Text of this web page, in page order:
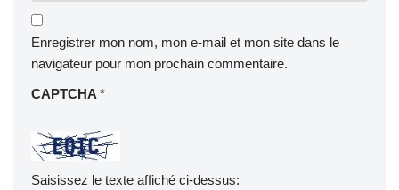
Enregistrer mon nom, mon e-mail et mon site dans le
navigateur pour mon prochain commentaire.
CAPTCHA *
Saisissez le texte affiché ci-dessus: